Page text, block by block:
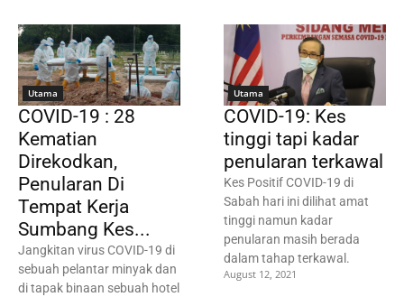
Utama
COVID-19 : 28
Kematian
Direkodkan,
Penularan Di
Tempat Kerja
Sumbang Kes...
Jangkitan virus COVID-19 di
sebuah pelantar minyak dan
di tapak binaan sebuah hotel
Utama
COVID-19: Kes
tinggi tapi kadar
penularan terkawal
Kes Positif COVID-19 di
Sabah hari ini dilihat amat
tinggi namun kadar
penularan masih berada
dalam tahap terkawal.
August 12, 2021